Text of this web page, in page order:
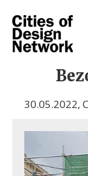
30.05.2022,